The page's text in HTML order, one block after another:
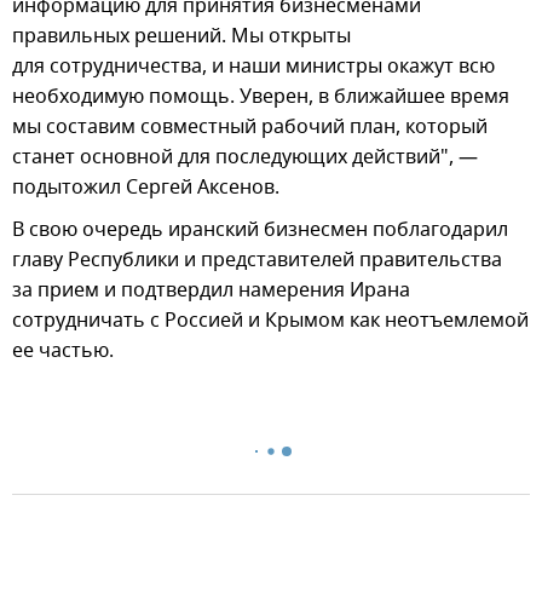
информацию для принятия бизнесменами
правильных решений. Мы открыты
для сотрудничества, и наши министры окажут всю
необходимую помощь. Уверен, в ближайшее время
мы составим совместный рабочий план, который
станет основной для последующих действий", —
подытожил Сергей Аксенов.
В свою очередь иранский бизнесмен поблагодарил
главу Республики и представителей правительства
за прием и подтвердил намерения Ирана
сотрудничать с Россией и Крымом как неотъемлемой
ее частью.